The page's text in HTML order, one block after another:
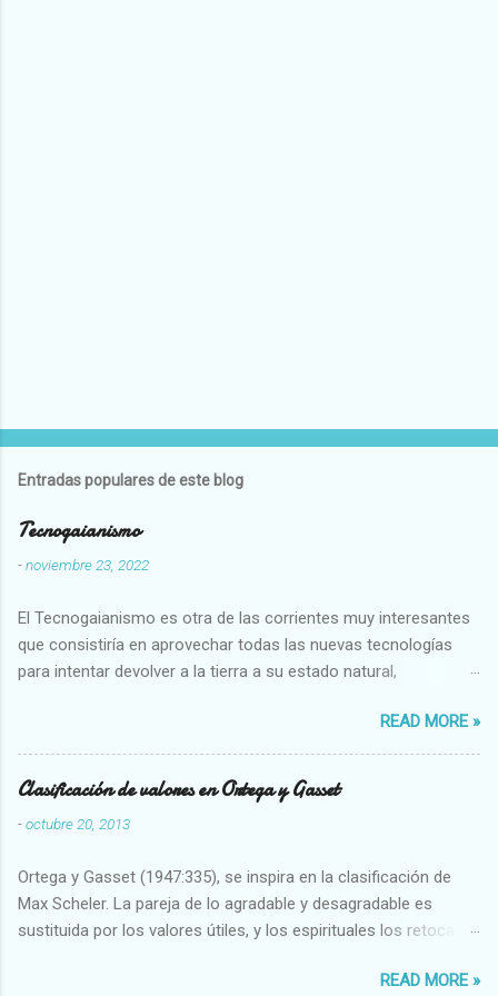
Entradas populares de este blog
Tecnogaianismo
-noviembre 23, 2022
El Tecnogaianismo es otra de las corrientes muy interesantes
que consistiría en aprovechar todas las nuevas tecnologías
para intentar devolver a la tierra a su estado natural,
READ MORE »
Clasificación de valores en Ortega y Gasset
-octubre 20, 2013
Ortega y Gasset (1947:335), se inspira en la clasificación de
Max Scheler. La pareja de lo agradable y desagradable es
sustituida por los valores útiles, y los espirituales los retoca.
Abundante-Escaso,etc 2 VITALES Sano-Enfermo Selecto-
READ MORE »